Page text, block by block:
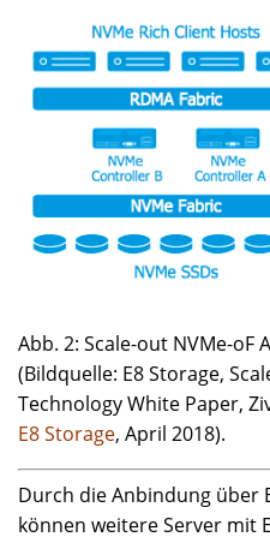
Abb. 2: Scale-out NVMe-oF
(Bildquelle: E8 Storage,
Technology White Paper,
E8 Storage, April 2018).
Durch die Anbindung über
können weitere Server mit